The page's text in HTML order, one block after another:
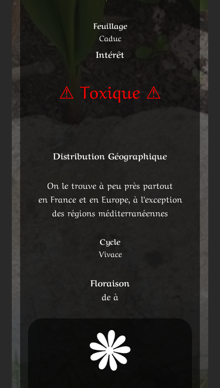
Feuillage
Caduc
Intérêt
⚠ Toxique ⚠
Distribution Géographique
On le trouve à peu près partout
en France et en Europe, à l’exception
des régions méditerranéennes
Cycle
Vivace
Floraison
de à